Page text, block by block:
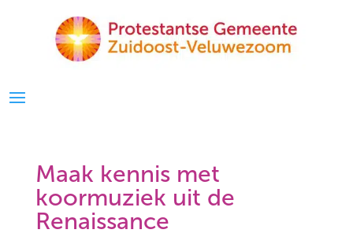
Maak kennis met
koormuziek uit de
Renaissance